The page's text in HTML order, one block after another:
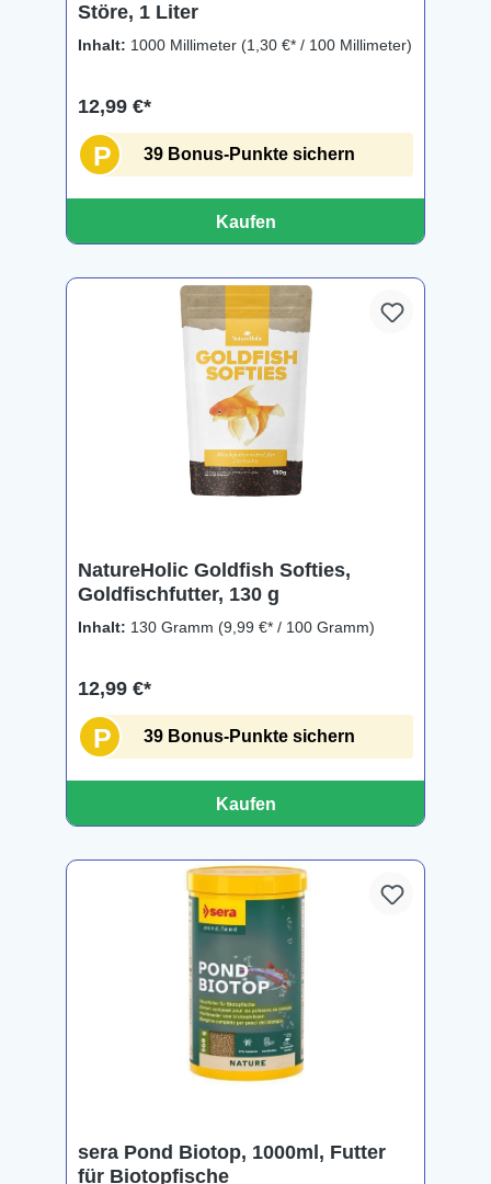
Störe, 1 Liter
Inhalt: 1000 Millimeter (1,30 €* / 100 Millimeter)
12,99 €*
P 39 Bonus-Punkte sichern
Kaufen
NatureHolic Goldfish Softies,
Goldfischfutter, 130 g
Inhalt: 130 Gramm (9,99 €* / 100 Gramm)
12,99 €*
P 39 Bonus-Punkte sichern
Kaufen
sera Pond Biotop, 1000ml, Futter
für Biotopfische